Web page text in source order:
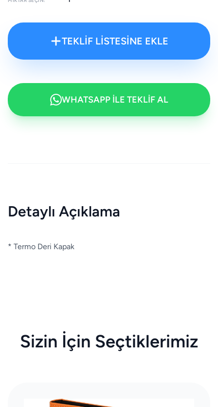
TEKLİF LİSTESİNE EKLE
WHATSAPP İLE TEKLİF AL
Detaylı Açıklama
* Termo Deri Kapak
Sizin İçin Seçtiklerimiz